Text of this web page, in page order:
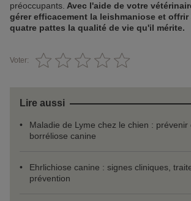
préoccupants. Avec l'aide de votre
gérer efficacement la leishmaniose et offrir
quatre pattes la qualité de vie qu'il mérite.
Voter:
Lire aussi
Maladie de Lyme chez le chien : prévenir
borréliose canine
Ehrlichiose canine : signes cliniques,
prévention